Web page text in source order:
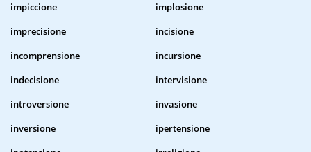
impiccione
implosione
imprecisione
incisione
incomprensione
incursione
indecisione
intervisione
introversione
invasione
inversione
ipertensione